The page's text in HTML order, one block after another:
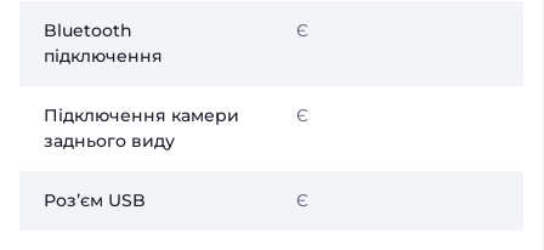
Bluetooth
підключення
Є
Підключення камери
заднього виду
Є
Розʼєм USB Є